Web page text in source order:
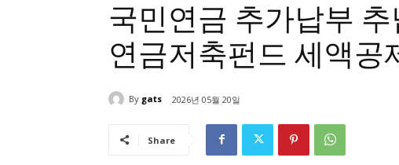
국민연금 추가납부
연금저축펀드 세액공
By gats 2026년 05월 20일
Share